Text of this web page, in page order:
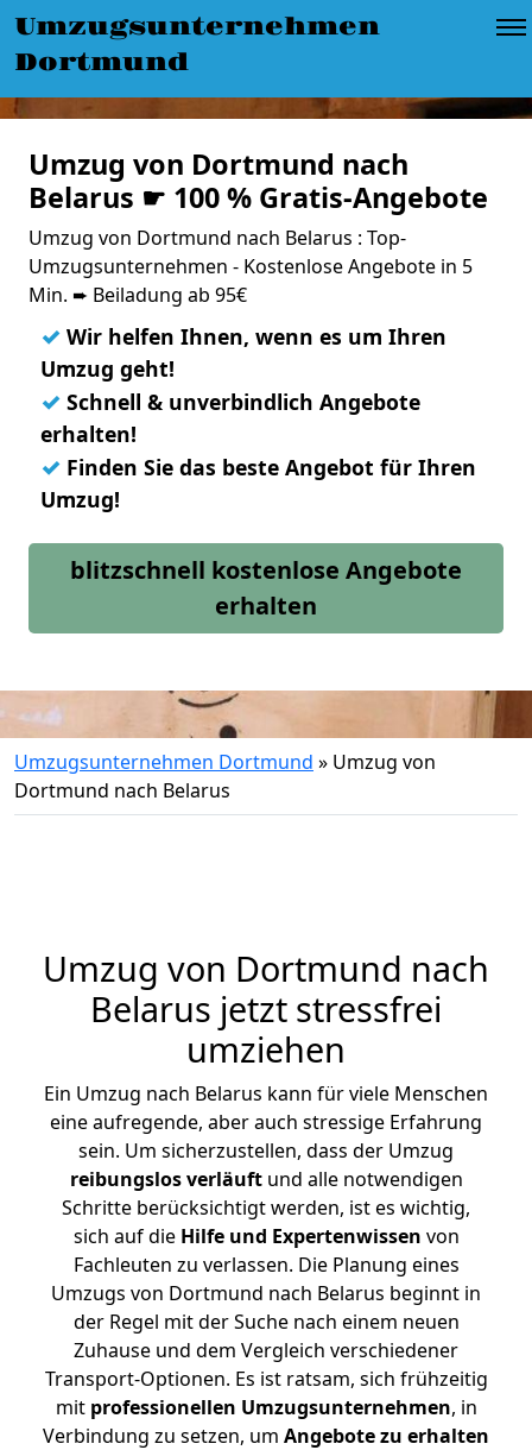
Umzugsunternehmen
Dortmund
Umzug von Dortmund nach
Belarus ☛ 100 % Gratis-Angebote
Umzug von Dortmund nach Belarus : Top-
Umzugsunternehmen - Kostenlose Angebote in 5
Min. ➨ Beiladung ab 95€
✓ Wir helfen Ihnen, wenn es um Ihren
Umzug geht!
✓ Schnell & unverbindlich Angebote
erhalten!
✓ Finden Sie das beste Angebot für Ihren
Umzug!
blitzschnell kostenlose Angebote
erhalten
Umzugsunternehmen Dortmund » Umzug von
Dortmund nach Belarus
Umzug von Dortmund nach
Belarus jetzt stressfrei
umziehen
Ein Umzug nach Belarus kann für viele Menschen
eine aufregende, aber auch stressige Erfahrung
sein. Um sicherzustellen, dass der Umzug
reibungslos verläuftund alle notwendigen
Schritte berücksichtigt werden, ist es wichtig,
sich auf die Hilfe und Expertenwissen von
Fachleuten zu verlassen. Die Planung eines
Umzugs von Dortmund nach Belarus beginnt in
der Regel mit der Suche nach einem neuen
Zuhause und dem Vergleich verschiedener
Transport-Optionen. Es ist ratsam, sich frühzeitig
mit professionellen Umzugsunternehmen, in
Verbindung zu setzen, um Angebote zu erhalten